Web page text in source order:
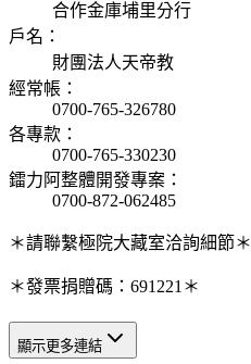
合作金庫埔里分行
戶名 ：
財團法人天帝教
經常帳 ：
0700-765-326780
各專款 ：
0700-765-330230
鐳力阿整體開發專案 ：
0700-872-062485
＊請聯繫極院大藏室洽詢細節＊
＊發票捐贈碼：691221＊
顯示更多連結